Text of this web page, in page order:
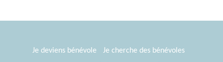
Je deviens bénévole
Je cherche des bénévoles